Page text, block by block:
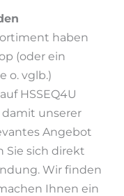
haben
(oder ein
o. vglb.)
HSSEQ4U
damit unserer
Angebot
Sie sich direkt
Wir finden
Ihnen ein